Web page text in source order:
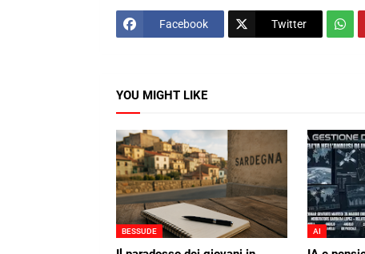
Facebook Twitter
YOU MIGHT LIKE
BESSUDE AI